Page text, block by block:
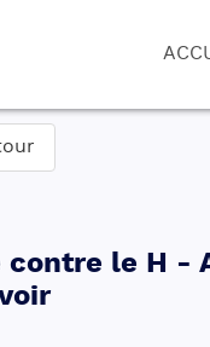
contre le H -